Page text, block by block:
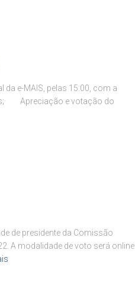
da e-MAIS, pelas 15:00, com a
Apreciação e votação do
de presidente da Comissão
A modalidade de voto será online